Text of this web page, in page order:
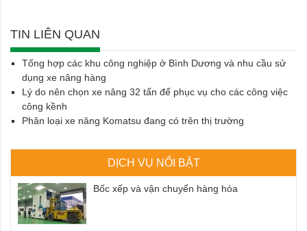
DỊCH VỤ NỔI BẬT
Bốc xếp và vận chuyển hàng hóa
TIN LIÊN QUAN
Tổng hợp các khu công nghiệp ở Bình Dương và nhu cầu sử
dụng xe nâng hàng
Lý do nên chọn xe nâng 32 tấn để phục vụ cho các công việc
công kềnh
Phân loại xe nâng Komatsu đang có trên thị trường